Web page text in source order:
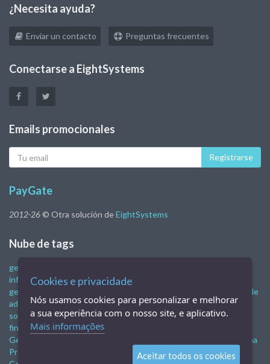
¿Necesita ayuda?
Enviar un contacto Preguntas frecuentes
Conectarse a EightSystems
Emails promocionales
eMail
Registrarse
PayGate
2012-26 © Otra solución deEightSystems
Nube de tags
gestión financiera
informático de gestión control financiero empresarial
gestión de la empresa.
software de
administración empresarialsistemas de gestión empresarial
software de gestión de negocios gratis software de gestión
financiera Gestión administrativa y financiera
Gestión financiera
Programa de ventas en línea
Programa de venta móvil
Sistema de venta
TIENDA EN LÍNEA
Cookies e privacidade
Nós usamos cookies para personalizar e melhorar
a sua experiência com o nosso site, e aplicativo.
Mais informações
Aceitar todos os cookies